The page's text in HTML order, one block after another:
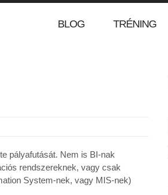
BLOG TRÉNING
pályafutását. Nem is BI-nak
rendszereknek, vagy csak
System-nek, vagy MIS-nek)